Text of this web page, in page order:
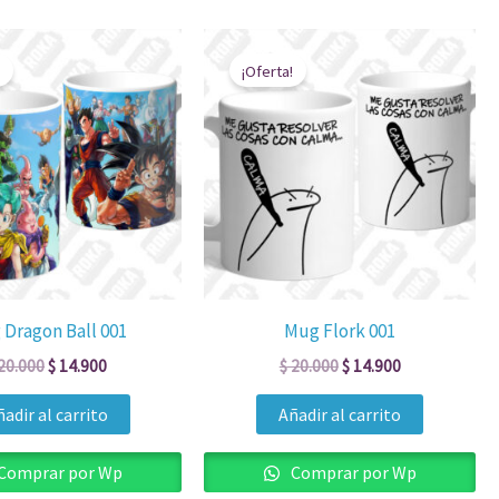
Ball 001
original
era:
$ 20.000.
$ 14.900
es:
$ 14.900.
al carrito
por Wp
¡Oferta!
Mug Flork 001
$20.000
original
era:
$ 20.000.
$14.900
es:
$ 14.900.
Añadir al carrito
Comprar por Wp